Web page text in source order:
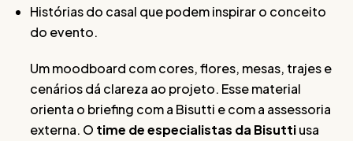
Histórias do casal que podem inspirar o conceito
do evento.
Um moodboard com cores, flores, mesas, trajes e
cenários dá clareza ao projeto. Esse material
orienta o briefing com a Bisutti e com a assessoria
externa. O time de especialistas da Bisuttiusa